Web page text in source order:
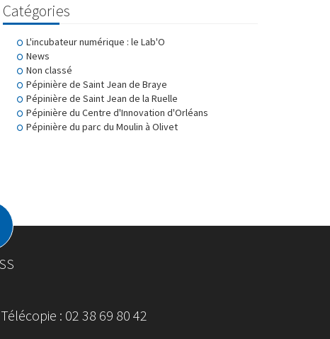
Catégories
L'incubateur numérique : le Lab'O
News
Non classé
Pépinière de Saint Jean de Braye
Pépinière de Saint Jean de la Ruelle
Pépinière du Centre d'Innovation d'Orléans
Pépinière du parc du Moulin à Olivet
: 02 38 69 80 42